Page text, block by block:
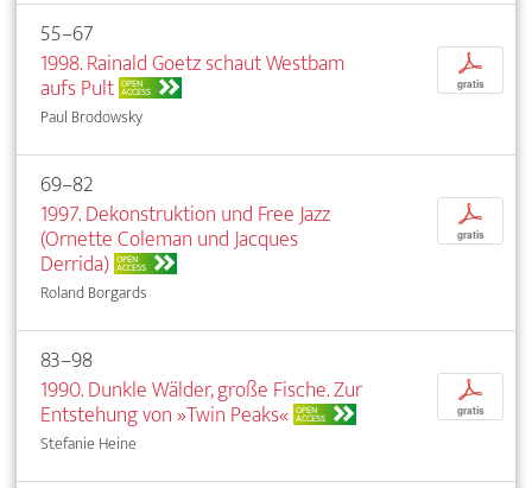
55–67
1998. Rainald Goetz schaut Westbam
aufs Pult OPEN
ACCESS
Paul Brodowsky
p
gratis
69–82
1997. Dekonstruktion und Free Jazz
(Ornette Coleman und Jacques
Derrida) OPEN
ACCESS
Roland Borgards
p
gratis
83–98
1990. Dunkle Wälder, große Fische. Zur
Entstehung von »Twin Peaks« OPEN
ACCESS
Stefanie Heine
p
gratis